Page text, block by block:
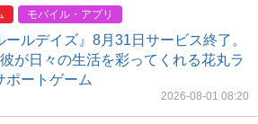
モバイル・アプリ
ールデイズ』8月31日サービス終了。
が日々の生活を彩ってくれる花丸ラ
ポートゲーム
2026-08-01 08:20